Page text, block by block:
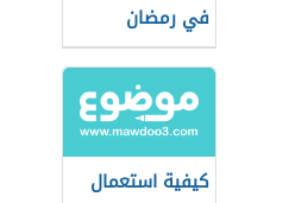
في رمضان
كيفية استعمال